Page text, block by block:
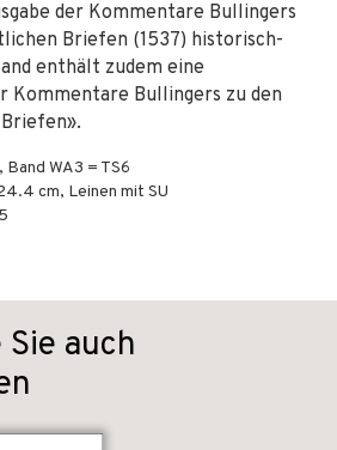
der Kommentare Bullingers
Briefen (1537) historisch-
enthält zudem eine
Kommentare Bullingers zu den
WA3 = TS6
cm, Leinen mit SU
auch